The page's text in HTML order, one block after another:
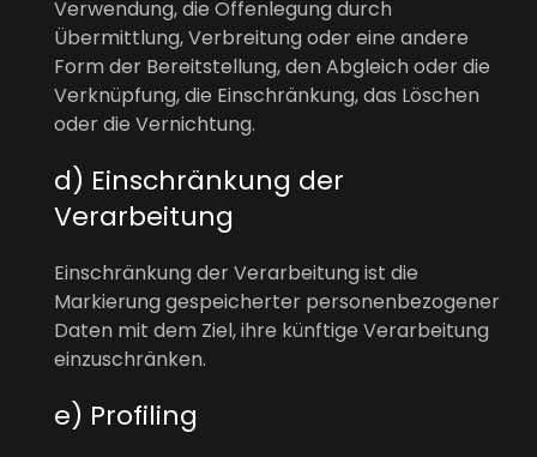
Verwendung, die Offenlegung durch
Übermittlung, Verbreitung oder eine andere
Form der Bereitstellung, den Abgleich oder die
Verknüpfung, die Einschränkung, das Löschen
oder die Vernichtung.
d) Einschränkung der
Verarbeitung
Einschränkung der Verarbeitung ist die
Markierung gespeicherter personenbezogener
Daten mit dem Ziel, ihre künftige Verarbeitung
einzuschränken.
e) Profiling